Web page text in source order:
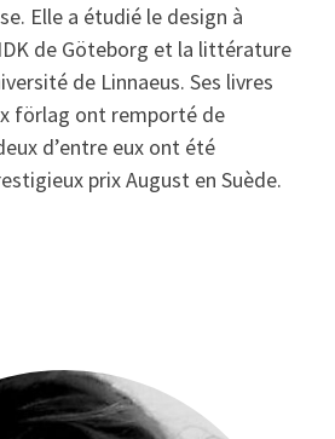
Elle a étudié le design à
de Göteborg et la littérature
de Linnaeus. Ses livres
förlag ont remporté de
d’entre eux ont été
prix August en Suède.